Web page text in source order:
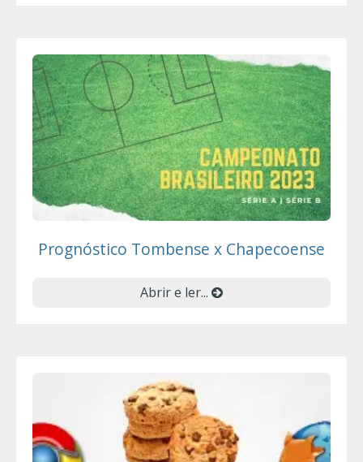
Prognóstico Tombense x Chapecoense
Abrir e ler...